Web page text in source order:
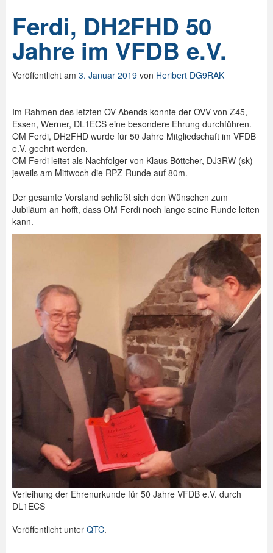
Ferdi, DH2FHD 50
Jahre im VFDB e.V.
Veröffentlicht am 3. Januar 2019 von Heribert DG9RAK
Im Rahmen des letzten OV Abends konnte der OVV von Z45,
Essen, Werner, DL1ECS eine besondere Ehrung durchführen.
OM Ferdi, DH2FHD wurde für 50 Jahre Mitgliedschaft im VFDB
e.V. geehrt werden.
OM Ferdi leitet als Nachfolger von Klaus Böttcher, DJ3RW (sk)
jeweils am Mittwoch die RPZ-Runde auf 80m.
Der gesamte Vorstand schließt sich den Wünschen zum
Jubiläum an hofft, dass OM Ferdi noch lange seine Runde leiten
kann.
Verleihung der Ehrenurkunde für 50 Jahre VFDB e.V. durch
DL1ECS
Veröffentlicht unter QTC.